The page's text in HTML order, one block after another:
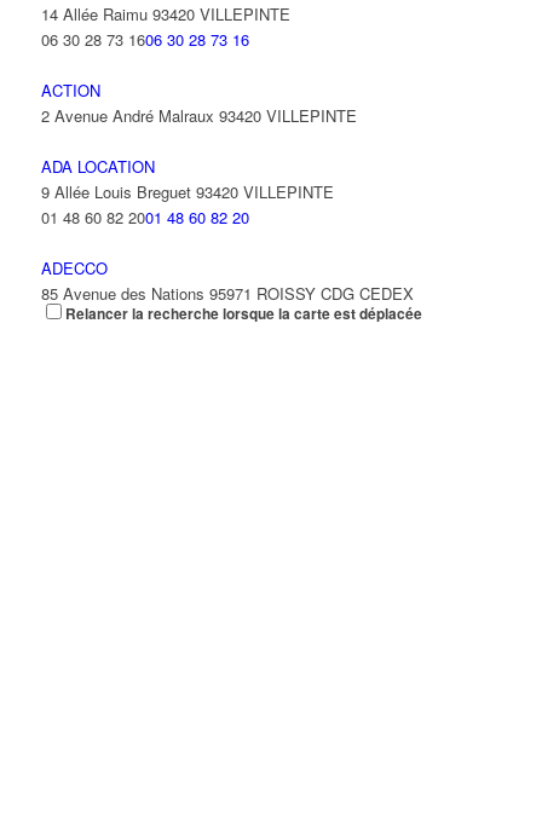
14 Allée Raimu 93420 VILLEPINTE
06 30 28 73 1606 30 28 73 16
ACTION
2 Avenue André Malraux 93420 VILLEPINTE
ADA LOCATION
9 Allée Louis Breguet 93420 VILLEPINTE
01 48 60 82 2001 48 60 82 20
ADECCO
85 Avenue des Nations 95971 ROISSY CDG CEDEX
01 48 63 85 85 01 48 63 85 85
Relancer la recherche lorsque la carte est déplacée